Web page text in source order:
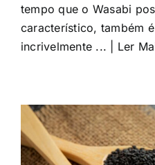
tempo que o Wasabi
característico, também
incrivelmente ... | Ler